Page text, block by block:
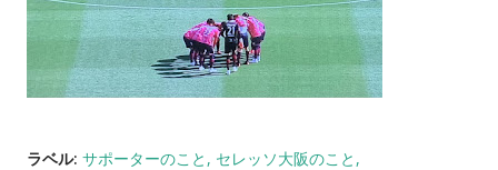
ラベル: サポーターのこと
セレッソ大阪のこと